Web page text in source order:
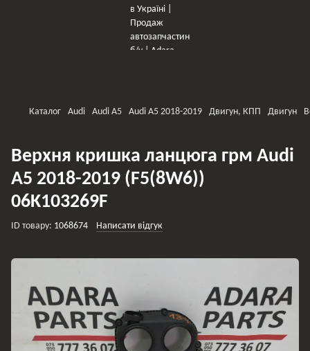
Каталог Audi Audi A5 Audi A5 2018-2019 Двигун, КПП Двигун
Верхня кришка ланцюга грм Audi
A5 2018-2019 (F5(8W6))
06K103269F
ID товару: 1068674 Написати відгук